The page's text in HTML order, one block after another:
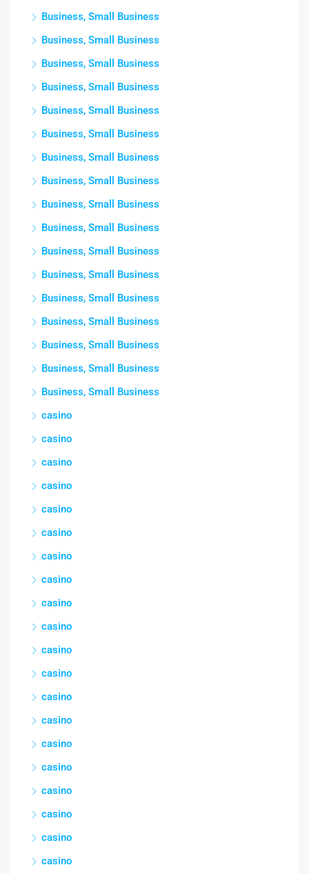
Business, Small Business
Business, Small Business
Business, Small Business
Business, Small Business
Business, Small Business
Business, Small Business
Business, Small Business
Business, Small Business
Business, Small Business
Business, Small Business
Business, Small Business
Business, Small Business
Business, Small Business
Business, Small Business
Business, Small Business
Business, Small Business
Business, Small Business
casino
casino
casino
casino
casino
casino
casino
casino
casino
casino
casino
casino
casino
casino
casino
casino
casino
casino
casino
casino